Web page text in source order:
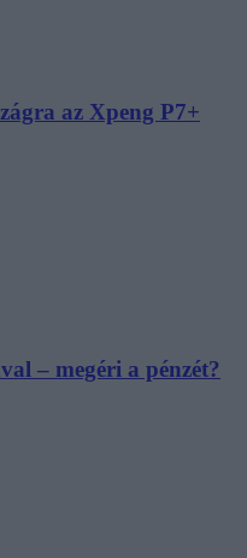
az Xpeng P7+
– megéri a pénzét?